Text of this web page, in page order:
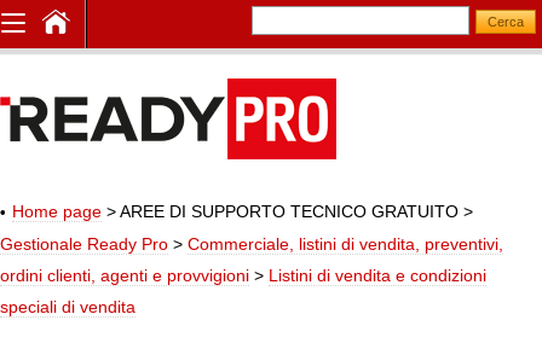
Home page > AREE DI SUPPORTO TECNICO GRATUITO >
Gestionale Ready Pro > Commerciale, listini di vendita, preventivi,
ordini clienti, agenti e provvigioni > Listini di vendita e condizioni
speciali di vendita